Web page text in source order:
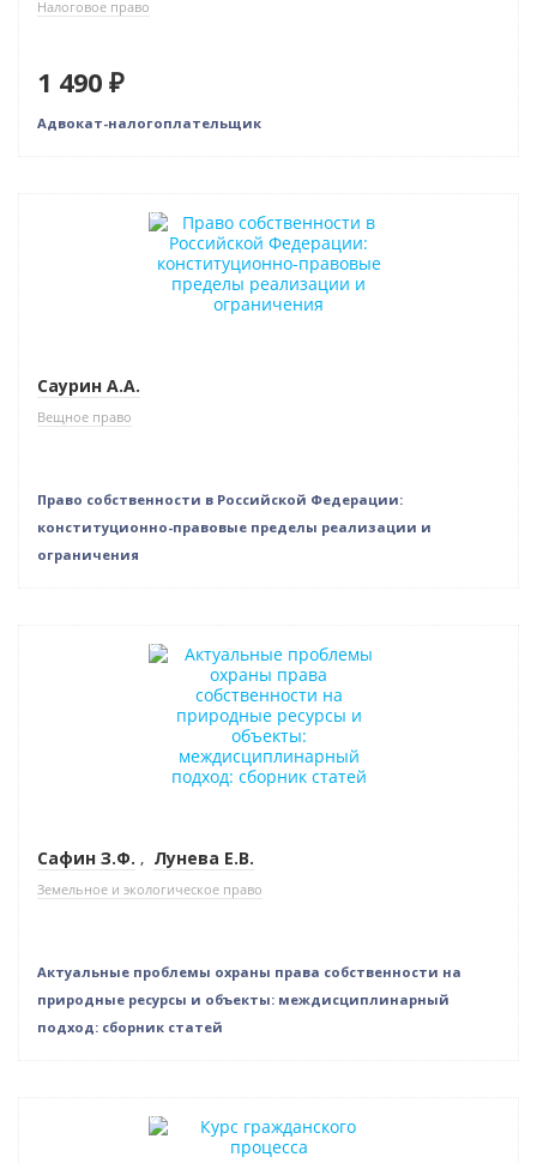
Налоговое право
1 490 ₽
Адвокат-налогоплательщик
Нет в наличии
Саурин А.А.
Вещное право
Право собственности в Российской Федерации:
конституционно-правовые пределы реализации и
ограничения
Нет в наличии
Сафин З.Ф. , Лунева Е.В.
Земельное и экологическое право
Актуальные проблемы охраны права собственности на
природные ресурсы и объекты: междисциплинарный
подход: сборник статей
Нет в наличии